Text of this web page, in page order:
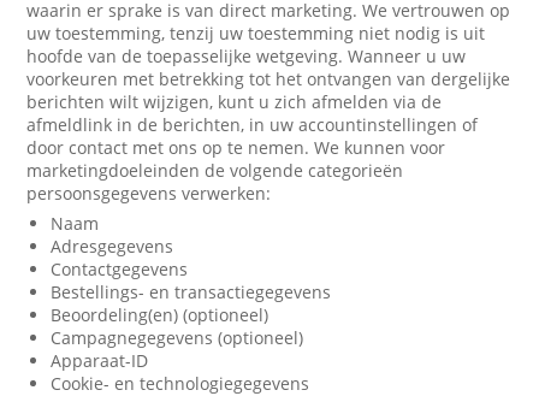
waarin er sprake is van direct marketing. We vertrouwen op
uw toestemming, tenzij uw toestemming niet nodig is uit
hoofde van de toepasselijke wetgeving. Wanneer u uw
voorkeuren met betrekking tot het ontvangen van dergelijke
berichten wilt wijzigen, kunt u zich afmelden via de
afmeldlink in de berichten, in uw accountinstellingen of
door contact met ons op te nemen. We kunnen voor
marketingdoeleinden de volgende categorieën
persoonsgegevens verwerken:
Naam
Adresgegevens
Contactgegevens
Bestellings- en transactiegegevens
Beoordeling(en) (optioneel)
Campagnegegevens (optioneel)
Apparaat-ID
Cookie- en technologiegegevens